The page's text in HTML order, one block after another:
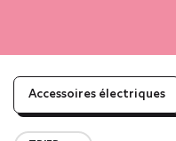
Accessoires électriques